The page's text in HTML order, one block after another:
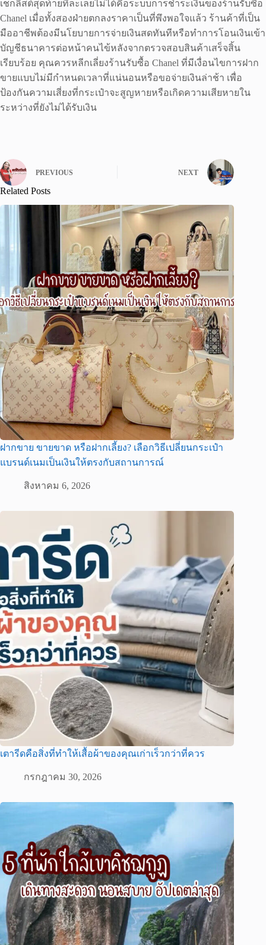
เช็กลิสต์สุดท้ายที่ละเลยไม่ได้คือระบบการชำระเงินของร้านรับซื้อ
Chanel เมื่อทั้งสองฝ่ายตกลงราคาเป็นที่พึงพอใจแล้ว ร้านค้าที่เป็น
มืออาชีพต้องมีนโยบายการจ่ายเงินสดทันทีหรือทำการโอนเงินเข้า
บัญชีธนาคารต่อหน้าคนไข้หลังจากตรวจสอบสินค้าเสร็จสิ้น
เรียบร้อย คุณควรหลีกเลี่ยงร้านรับซื้อ Chanel ที่มีเงื่อนไขการฝาก
ขายแบบไม่มีกำหนดเวลาที่แน่นอนหรือขอจ่ายเงินล่าช้า เพื่อ
ป้องกันความเสี่ยงที่กระเป๋าจะสูญหายหรือเกิดความเสียหายใน
ระหว่างที่ยังไม่ได้รับเงิน
PREVIOUS NEXT
Related Posts
ฝากขาย ขายขาด หรือฝากเลี้ยง? เลือกวิธีเปลี่ยนกระเป๋า
แบรนด์เนมเป็นเงินให้ตรงกับสถานการณ์
สิงหาคม 6, 2026
เตารีดคือสิ่งที่ทำให้เสื้อผ้าของคุณเก่าเร็วกว่าที่ควร
กรกฎาคม 30, 2026